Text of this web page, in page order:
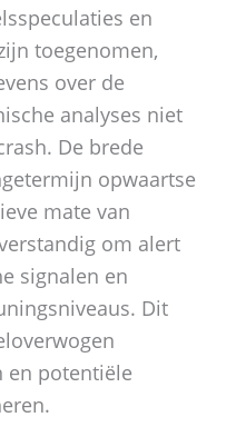
en
toegenomen,
over de
analyses niet
De brede
opwaartse
mate van
om alert
signalen en
Dit
en potentiële